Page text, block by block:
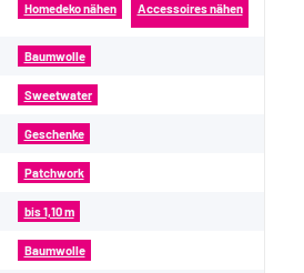
Homedeko nähen Accessoires nähen
Baumwolle
Sweetwater
Geschenke
Patchwork
bis 1,10 m
Baumwolle